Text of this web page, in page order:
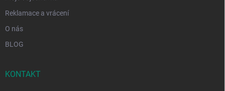
Reklamace a vrácení
O nás
BLOG
KONTAKT